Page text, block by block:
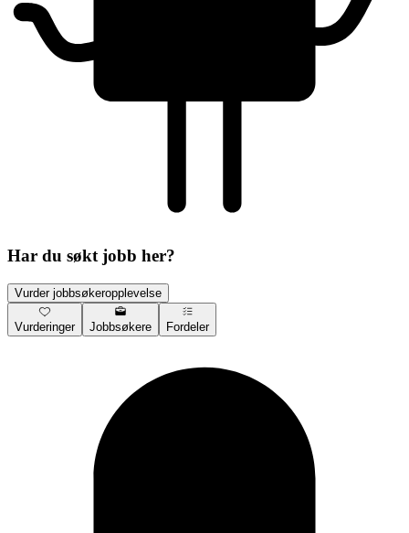
Har du søkt jobb her?
Vurder jobbsøkeropplevelse
Vurderinger Jobbsøkere Fordeler